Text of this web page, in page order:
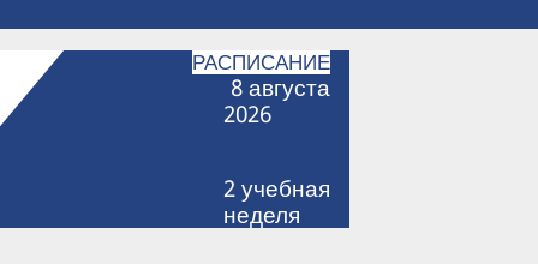
РАСПИСАНИЕ
8августа
2026
2учебная
неделя